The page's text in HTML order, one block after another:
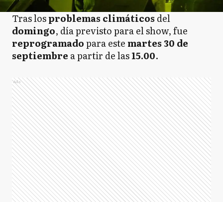
Tras losproblemas climáticos del
domingo, día previsto para el show, fue
reprogramadopara este martes 30 de
septiembre a partir de las15.00.
Ads